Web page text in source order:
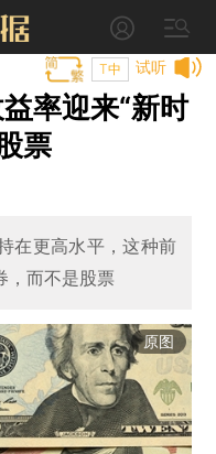
试听
T中
率迎来“新时
票
在更高水平，这种前
，而不是股票
原图